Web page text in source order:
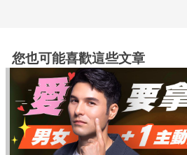
您也可能喜歡這些文章